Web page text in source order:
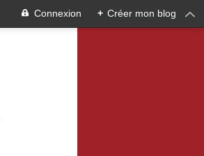
Connexion + Créer mon blog